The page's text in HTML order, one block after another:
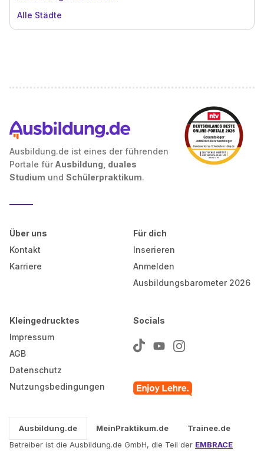
Alle Städte
Ausbildung.de ist eines der führenden
Portale für Ausbildung, duales
Studium und Schülerpraktikum.
Über uns
Kontakt
Karriere
Für dich
Inserieren
Anmelden
Ausbildungsbarometer 2026
Kleingedrucktes
Impressum
AGB
Datenschutz
Nutzungsbedingungen
Socials
Ausbildung.de MeinPraktikum.de
Trainee.de
Betreiber ist die Ausbildung.de GmbH, die Teil der EMBRACE